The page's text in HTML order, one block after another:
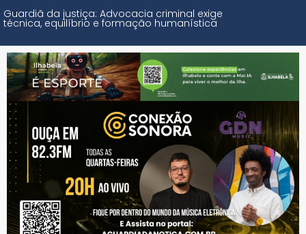
Guardiã da justiça: Advocacia criminal exige
técnica, equilíbrio e formação humanística